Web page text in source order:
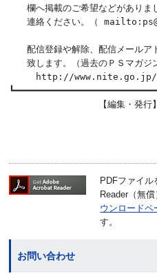
欄へ掲載のご希望などがありま
連絡ください。
配信登録や解除、配信メールア
致します。（過去のＰ
http://
【編集・発行】　独立
製品安全センタ
PDFファイ
Reader（無
ウンロードペ
す。
お問い合わせ